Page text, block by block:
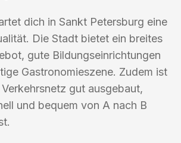
dich in Sankt Petersburg eine
Die Stadt bietet ein breites
gute Bildungseinrichtungen
Gastronomieszene. Zudem ist
gut ausgebaut,
und bequem von A nach B